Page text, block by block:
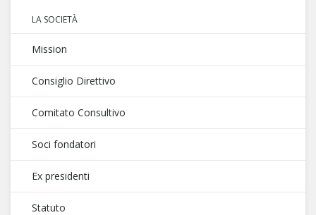
LA SOCIETÀ
Mission
Consiglio Direttivo
Comitato Consultivo
Soci fondatori
Ex presidenti
Statuto